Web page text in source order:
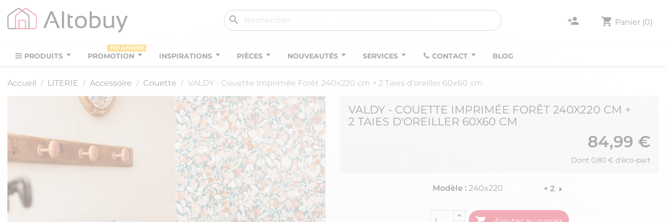
search person_add shopping_cart Panier (0)
PRODUITS PROMOTION
TOP AFFAIRE
INSPIRATIONS PIÈCES NOUVEAUTÉS SERVICES CONTACT BLOG
Accueil LITERIE Accessoire Couette VALDY - Couette Imprimée Forêt 240x220 cm + 2 Taies d'oreiller 60x60 cm
VALDY - COUETTE IMPRIMÉE FORÊT 240X220 CM +
2 TAIES D'OREILLER 60X60 CM
84,99 €
Dont 0,80 € d'éco-part
Modèle : 240x220 + 2 arrow_right